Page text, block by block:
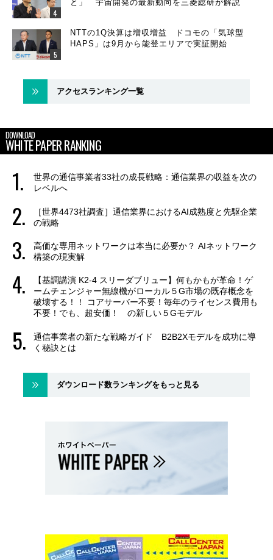
と」 宇宙開発の最新動向を三菱総研が解説
NTTの1Q決算は増収増益 ドコモの「気球型
HAPS」は9月から能登エリアで実証開始
アクセスランキング一覧
DOWNLOAD
WHITE PAPER RANKING
世界の通信事業者33社の成長戦略：通信業界の収益を次の
レベルへ
［世界4473社調査］通信業界におけるAI成熟度と先駆企業
の戦略
高価な専用ネットワークは本当に必要か？ AIネットワーク
構築の現実解
【基調講演 K2-4 スリーダブリュー】何もかもが革命！ゲ
ームチェンジャー無線機がローカル５G市場の既存概念を
破壊する！！ コアサーバー不要！毎年のライセンス費用も
不要！でも、超安価！ の新しい５Gモデル
通信事業者の新たな戦略ガイド B2B2Xモデルを成功に導
く秘訣とは
ダウンロード数ランキングをもっと見る